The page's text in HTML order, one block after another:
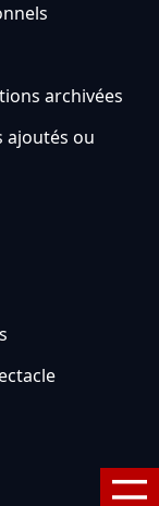
archivées
ajoutés ou